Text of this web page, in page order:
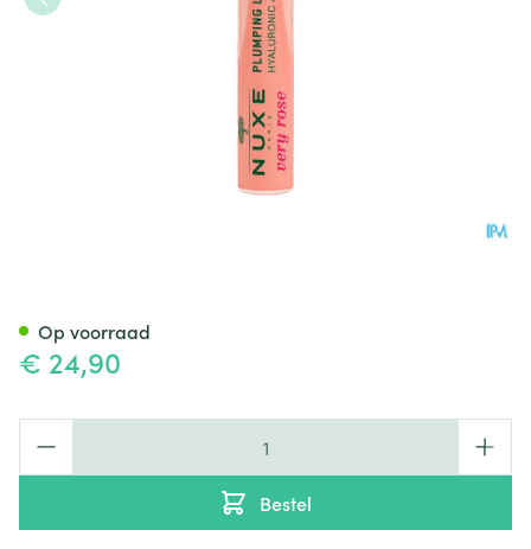
€ 24,90
Bestel
Op voorraad